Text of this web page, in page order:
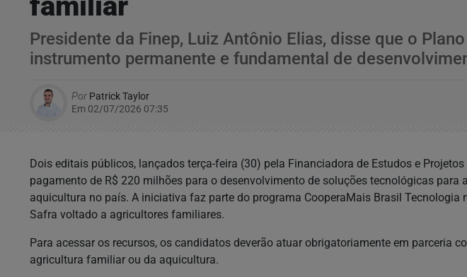
Presidente da Finep, Luiz Antônio Elias, disse que o
instrumento permanente e fundamental de
Por Patrick Taylor
Em 02/07/2026 07:35
Dois editais públicos, lançados terça-feira (30) pela Financiadora de Estudos e Projetos
pagamento de R$ 220 milhões para o desenvolvimento de soluções tecnológicas para
aquicultura no país. A iniciativa faz parte do programa CooperaMais Brasil Tecnologia
Safra voltado a agricultores familiares.
Para acessar os recursos, os candidatos deverão atuar obrigatoriamente em parceria
agricultura familiar ou da aquicultura.